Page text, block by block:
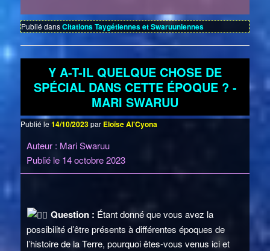
Publié dansCitations Taygétiennes et Swaruuniennes
Y A-T-IL QUELQUE CHOSE DE
SPÉCIAL DANS CETTE ÉPOQUE ? -
MARI SWARUU
Publié le14/10/2023par Eloïse Al'Cyona
Auteur : Mari Swaruu
Publié le 14 octobre 2023
Question : Étant donné que vous avez la
possibilité d’être présents à différentes époques de
l’histoire de la Terre, pourquoi êtes-vous venus ici et